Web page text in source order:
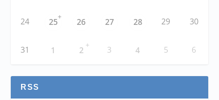
24 25
+
26 27 28 29 30
31 1 2
+ 3 4 5 6
RSS